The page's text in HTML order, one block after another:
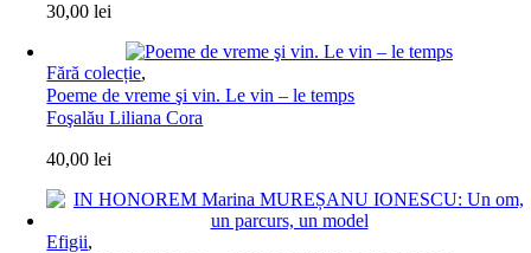
30,00lei
Fără colecție,
Poeme de vreme şi vin. Le vin – le temps
Foşalău Liliana Cora
40,00lei
Efigii,